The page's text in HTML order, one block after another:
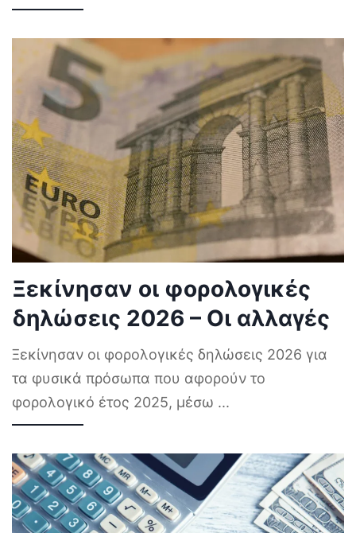
Ξεκίνησαν οι φορολογικές
δηλώσεις 2026 – Οι αλλαγές
Ξεκίνησαν οι φορολογικές δηλώσεις 2026 για
τα φυσικά πρόσωπα που αφορούν το
φορολογικό έτος 2025, μέσω ...